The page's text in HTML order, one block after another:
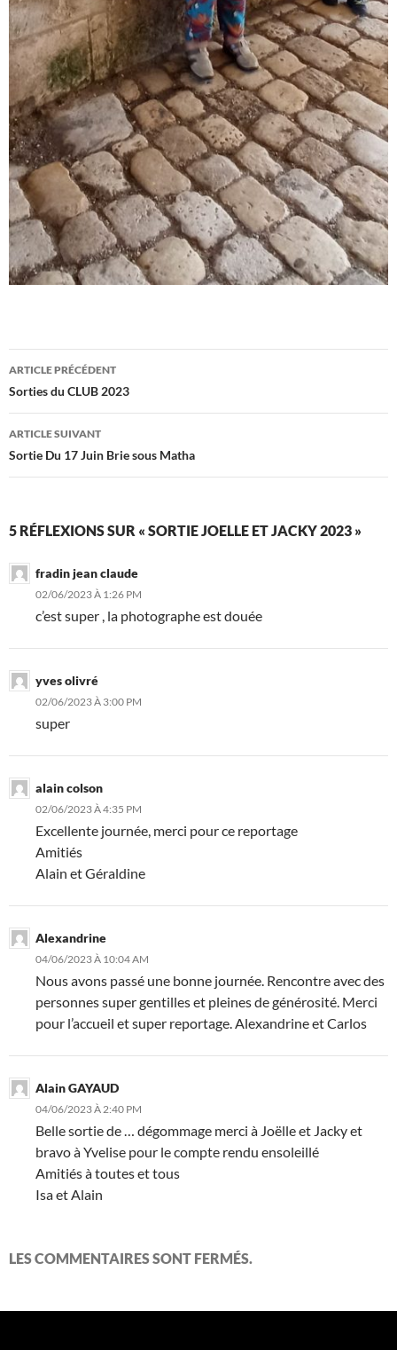
Navigation
des
articles
ARTICLE PRÉCÉDENT
Sorties du CLUB 2023
ARTICLE SUIVANT
Sortie Du 17 Juin Brie sous Matha
5 RÉFLEXIONS SUR « SORTIE JOELLE ET JACKY 2023 »
fradin jean claude
02/06/2023 À 1:26 PM
c’est super , la photographe est douée
yves olivré
02/06/2023 À 3:00 PM
super
alain colson
02/06/2023 À 4:35 PM
Excellente journée, merci pour ce reportage
Amitiés
Alain et Géraldine
Alexandrine
04/06/2023 À 10:04 AM
Nous avons passé une bonne journée. Rencontre avec des
personnes super gentilles et pleines de générosité. Merci
pour l’accueil et super reportage. Alexandrine et Carlos
Alain GAYAUD
04/06/2023 À 2:40 PM
Belle sortie de … dégommage merci à Joëlle et Jacky et
bravo à Yvelise pour le compte rendu ensoleillé
Amitiés à toutes et tous
Isa et Alain
LES COMMENTAIRES SONT FERMÉS.